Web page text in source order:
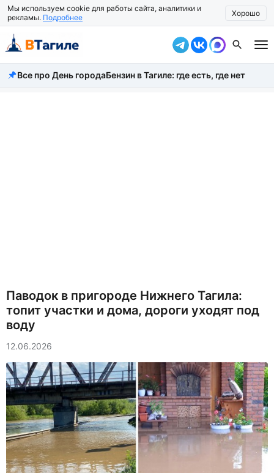
Мы используем cookie для работы сайта, аналитики и
рекламы. Подробнее Хорошо
Все новости
Все про День городаБензин в Тагиле: где есть, где нет
Паводок в пригороде Нижнего Тагила:
топит участки и дома, дороги уходят под
воду
12.06.2026